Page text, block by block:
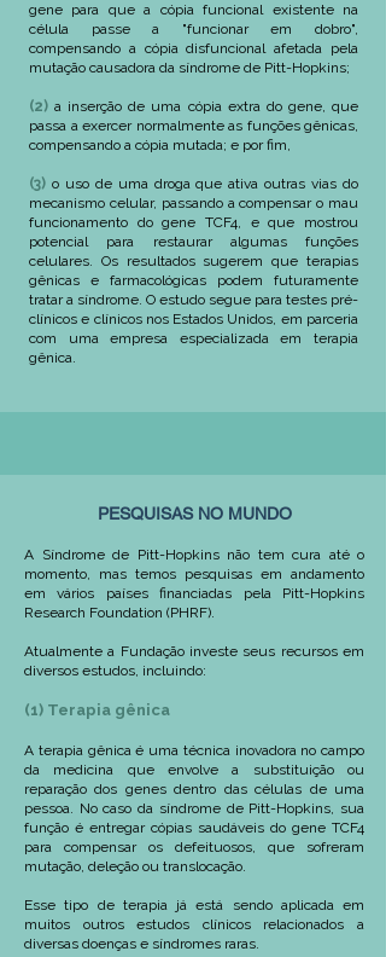
gene para que a cópia funcional existente na
célula passe a "funcionar em dobro",
compensando a cópia disfuncional afetada pela
mutação causadora da síndrome de Pitt-Hopkins;
(2) a inserção de uma cópia extra do gene, que
passa a exercer normalmente as funções gênicas,
compensando a cópia mutada; e por fim,
(3) o uso de uma droga que ativa outras vias do
mecanismo celular, passando a compensar o mau
funcionamento do gene TCF4, e que mostrou
potencial para restaurar algumas funções
celulares. Os resultados sugerem que terapias
gênicas e farmacológicas podem futuramente
tratar a síndrome. O estudo segue para testes pré-
clínicos e clínicos nos Estados Unidos, em parceria
com uma empresa especializada em terapia
gênica.
PESQUISAS NO MUNDO
A Síndrome de Pitt-Hopkins não tem cura até o
momento, mas temos pesquisas em andamento
em vários países financiadas pela Pitt-Hopkins
Research Foundation (PHRF).
Atualmente a Fundação investe seus recursos em
diversos estudos, incluindo:
(1) Terapia gênica
A terapia gênica é uma técnica inovadora no campo
da medicina que envolve a substituição ou
reparação dos genes dentro das células de uma
pessoa. No caso da síndrome de Pitt-Hopkins, sua
função é entregar cópias saudáveis do gene TCF4
para compensar os defeituosos, que sofreram
mutação, deleção ou translocação.
Esse tipo de terapia já está sendo aplicada em
muitos outros estudos clínicos relacionados a
diversas doenças e síndromes raras.